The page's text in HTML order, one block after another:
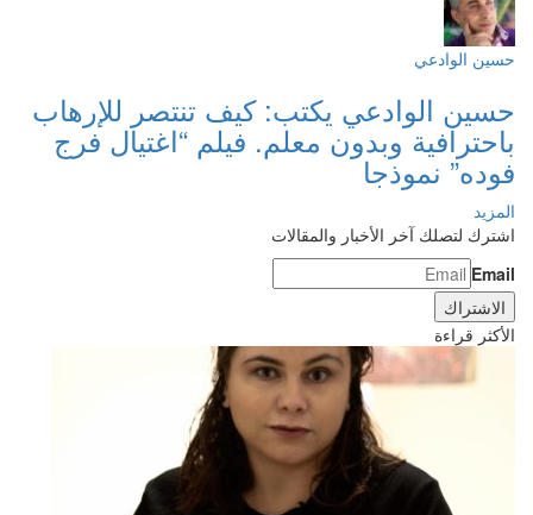
حسين الوادعي
حسين الوادعي يكتب: كيف تنتصر للإرهاب
باحترافية وبدون معلم. فيلم “اغتيال فرج
فوده” نموذجا
المزيد
اشترك لتصلك آخر الأخبار والمقالات
Email
الأكثر قراءة